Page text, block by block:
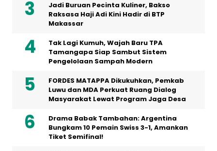
Jadi Buruan Pecinta Kuliner, Bakso
Raksasa Haji Adi Kini Hadir di BTP
Makassar
Tak Lagi Kumuh, Wajah Baru TPA
Tamangapa Siap Sambut Sistem
Pengelolaan Sampah Modern
FORDES MATAPPA Dikukuhkan, Pemkab
Luwu dan MDA Perkuat Ruang Dialog
Masyarakat Lewat Program Jaga Desa
Drama Babak Tambahan: Argentina
Bungkam 10 Pemain Swiss 3-1, Amankan
Tiket Semifinal!